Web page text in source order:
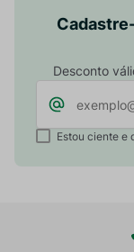
Desconto
Estou ciente e